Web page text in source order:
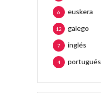
euskera
6
galego
12
inglés
7
portugués
4